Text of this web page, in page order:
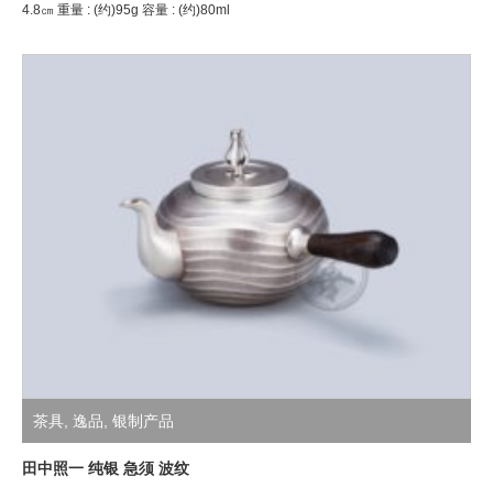
4.8㎝ 重量 : (约)95g 容量 : (约)80ml
茶具 逸品 银制产品
田中照一 纯银 急须 波纹